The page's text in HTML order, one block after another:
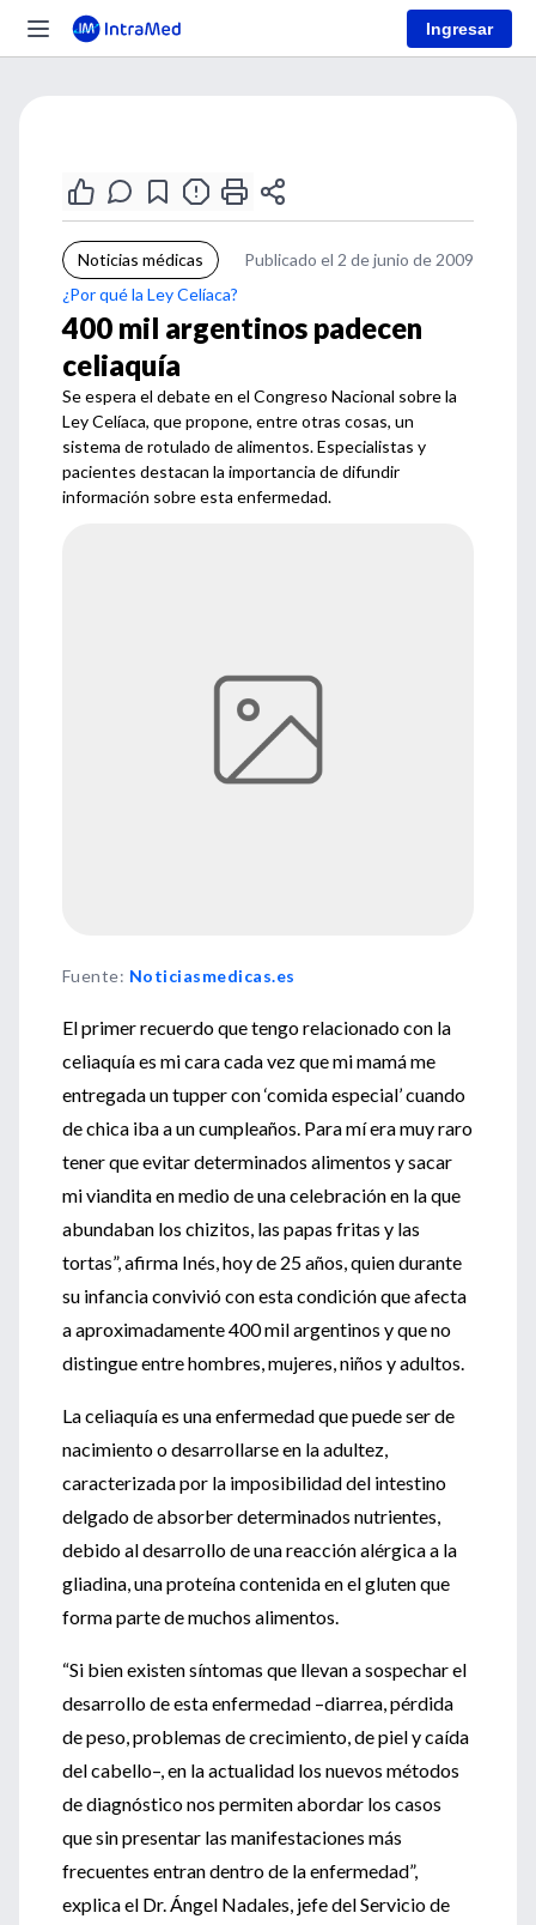
Ingresar
Noticias médicas
Publicado el 2 de junio de 2009
¿Por qué la Ley Celíaca?
400 mil argentinos padecen
celiaquía
Se espera el debate en el Congreso Nacional sobre la
Ley Celíaca, que propone, entre otras cosas, un
sistema de rotulado de alimentos. Especialistas y
pacientes destacan la importancia de difundir
información sobre esta enfermedad.
Fuente: Noticiasmedicas.es
El primer recuerdo que tengo relacionado con la
celiaquía es mi cara cada vez que mi mamá me
entregada un tupper con ‘comida especial’ cuando
de chica iba a un cumpleaños. Para mí era muy raro
tener que evitar determinados alimentos y sacar
mi viandita en medio de una celebración en la que
abundaban los chizitos, las papas fritas y las
tortas”, afirma Inés, hoy de 25 años, quien durante
su infancia convivió con esta condición que afecta
a aproximadamente 400 mil argentinos y que no
distingue entre hombres, mujeres, niños y adultos.
La celiaquía es una enfermedad que puede ser de
nacimiento o desarrollarse en la adultez,
caracterizada por la imposibilidad del intestino
delgado de absorber determinados nutrientes,
debido al desarrollo de una reacción alérgica a la
gliadina, una proteína contenida en el gluten que
forma parte de muchos alimentos.
“Si bien existen síntomas que llevan a sospechar el
desarrollo de esta enfermedad –diarrea, pérdida
de peso, problemas de crecimiento, de piel y caída
del cabello–, en la actualidad los nuevos métodos
de diagnóstico nos permiten abordar los casos
que sin presentar las manifestaciones más
frecuentes entran dentro de la enfermedad”,
explica el Dr. Ángel Nadales, jefe del Servicio de